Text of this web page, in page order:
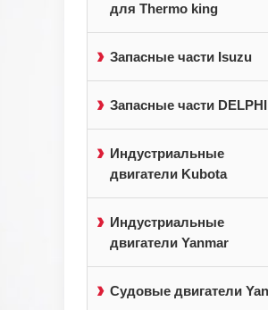
для Thermo king
Запасные части Isuzu
Запасные части DELPHI
Индустриальные
двигатели Kubota
Индустриальные
двигатели Yanmar
Судовые двигатели